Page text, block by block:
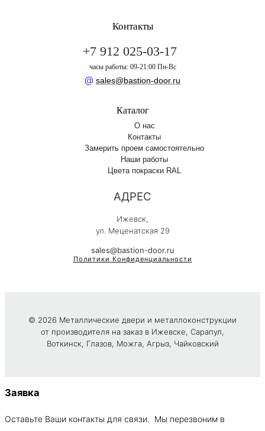
Контакты
+7 912 025-03-17
часы работы: 09-21:00 Пн-Вс
@ sales@bastion-door.ru
Каталог
О нас
Контакты
Замерить проем самостоятельно
Наши работы
Цвета покраски RAL
АДРЕС
Ижевск,
ул. Меценатская 29
sales@bastion-door.ru
Политики Конфиденциальности
© 2026 Металлические двери и металлоконструкции
от производителя на заказ в Ижевске, Сарапул,
Воткинск, Глазов, Можга, Агрыз, Чайковский
Заявка
Оставьте Ваши контакты для связи. Мы перезвоним в